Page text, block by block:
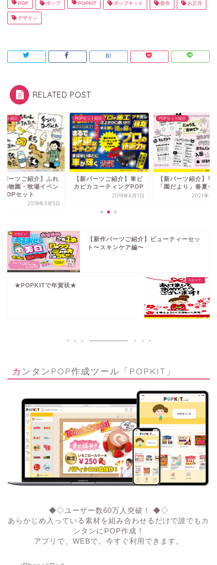
POP ポップ POPKIT ポップキット 新作 お正月
デザイン
RELATED POST
ット紹介
パーツご紹介】ふれ
動物園・牧場イベン
POPセット
2018年3月5日
POPセット紹介
【新パーツご紹介】車ピ
カピカコーティングPOP
2018年6月1日
POPセット紹介
【新パーツ紹介】手
「園だより」春夏セ
2021年2
【新作パーツご紹介】ビューティーセッ
ト〜スキンケア編〜
★POPKITで年賀状★
カンタンPOP作成ツール「POPKIT」
◆◇ユーザー数60万人突破！ ◆◇
あらかじめ入っている素材を組み合わせるだけで誰でもカ
ンタンにPOP作成！
アプリで、WEBで。今すぐ利用できます。